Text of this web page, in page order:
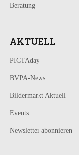
Beratung
AKTUELL
PICTAday
BVPA-News
Bildermarkt Aktuell
Events
Newsletter abonnieren